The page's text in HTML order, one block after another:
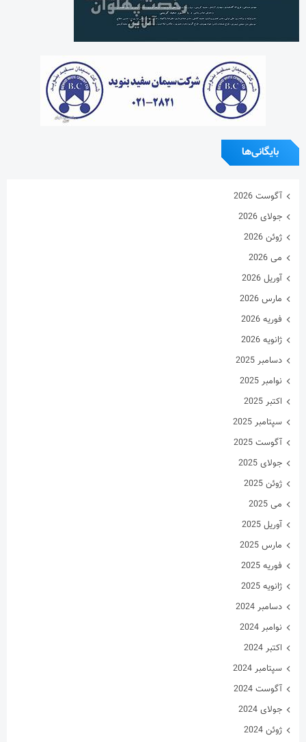
بایگانی‌ها
آگوست 2026
ژوئن 2026
می 2026
آوریل 2026
مارس 2026
فوریه 2026
ژانویه 2026
دسامبر 2025
نوامبر 2025
اکتبر 2025
سپتامبر 2025
آگوست 2025
جولای 2025
ژوئن 2025
آوریل 2025
مارس 2025
فوریه 2025
ژانویه 2025
دسامبر 2024
نوامبر 2024
اکتبر 2024
سپتامبر 2024
آگوست 2024
جولای 2024
ژوئن 2024
آوریل 2024
مارس 2024
فوریه 2024